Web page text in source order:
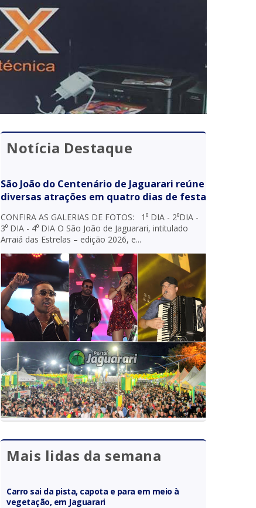
Notícia Destaque
São João do Centenário de Jaguarari reúne
diversas atrações em quatro dias de festa
CONFIRA AS GALERIAS DE FOTOS: 1⁰ DIA - 2⁰DIA -
3⁰ DIA - 4⁰ DIA O São João de Jaguarari, intitulado
Arraiá das Estrelas – edição 2026, e...
Mais lidas da semana
Carro sai da pista, capota e para em meio à
vegetação, em Jaguarari